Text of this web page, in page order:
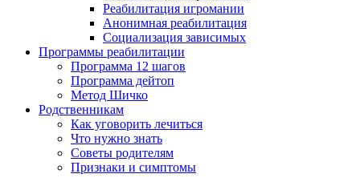
Реабилитация игромании
Анонимная реабилитация
Социализация зависимых
Программы реабилитации
Программа 12 шагов
Программа дейтоп
Метод Шичко
Родственникам
Как уговорить лечиться
Что нужно знать
Советы родителям
Признаки и симптомы